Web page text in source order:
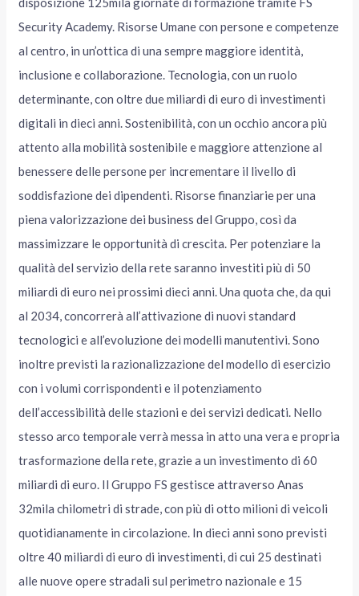
Security Academy. Risorse Umane con persone e competenze
al centro, in un’ottica di una sempre maggiore identità,
inclusione e collaborazione. Tecnologia, con un ruolo
determinante, con oltre due miliardi di euro di investimenti
digitali in dieci anni. Sostenibilità, con un occhio ancora più
attento alla mobilità sostenibile e maggiore attenzione al
benessere delle persone per incrementare il livello di
soddisfazione dei dipendenti. Risorse finanziarie per una
piena valorizzazione dei business del Gruppo, così da
massimizzare le opportunità di crescita. Per potenziare la
qualità del servizio della rete saranno investiti più di 50
miliardi di euro nei prossimi dieci anni. Una quota che, da qui
al 2034, concorrerà all’attivazione di nuovi standard
tecnologici e all’evoluzione dei modelli manutentivi. Sono
inoltre previsti la razionalizzazione del modello di esercizio
con i volumi corrispondenti e il potenziamento
dell’accessibilità delle stazioni e dei servizi dedicati. Nello
stesso arco temporale verrà messa in atto una vera e propria
trasformazione della rete, grazie a un investimento di 60
miliardi di euro. Il Gruppo FS gestisce attraverso Anas
32mila chilometri di strade, con più di otto milioni di veicoli
quotidianamente in circolazione. In dieci anni sono previsti
oltre 40 miliardi di euro di investimenti, di cui 25 destinati
alle nuove opere stradali sul perimetro nazionale e 15